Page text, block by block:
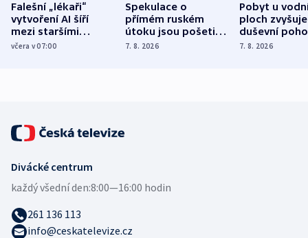
Falešní „lékaři“
vytvoření AI šíří
mezi staršími
Poláky nebezpečné
včera v 07:00
Spekulace o
přímém ruském
útoku jsou pošetilé,
míní estonský
7. 8. 2026
Pobyt u
ploch zvyšuje
duševní
ukázala
7. 8. 2026
Divácké centrum
každý všední den:8:00—16:00 hodin
261 136 113
info@ceskatelevize.cz